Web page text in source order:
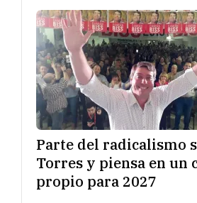
Parte del radicalismo
Torres y piensa en un
propio para 2027